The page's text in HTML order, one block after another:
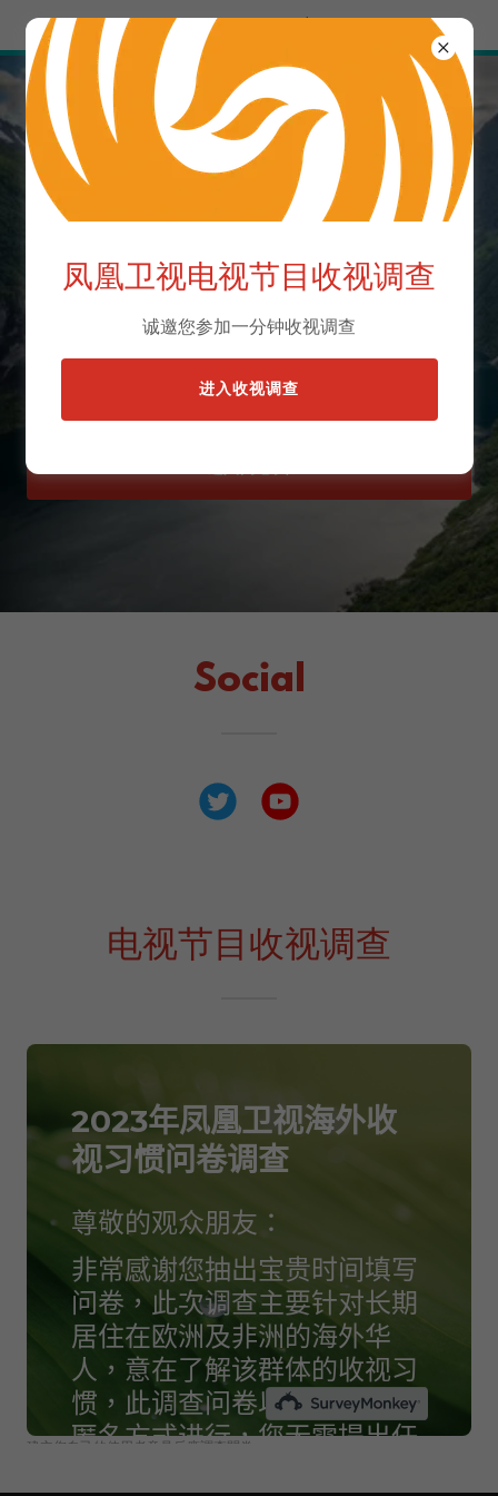
Try Airo AI Builder
2023年凤凰卫视欧洲
及非洲节目收视调查
您宝贵意见是我们前进的动力
Social
电视节目收视调查
凤凰卫视电视节目收视调查
诚邀您参加一分钟收视调查
进入收视调查